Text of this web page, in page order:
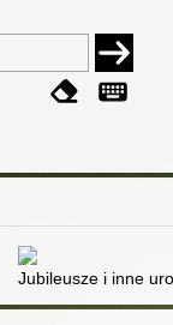
Jubileusze i inne